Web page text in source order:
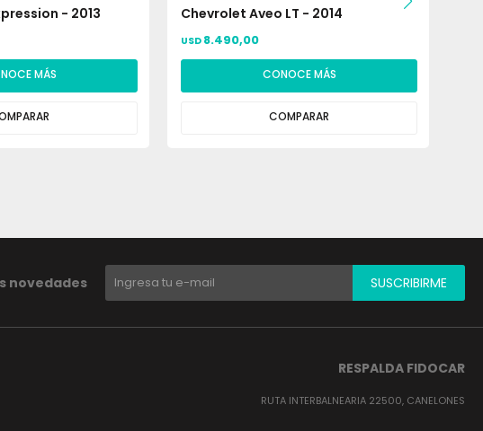
- 2013
MÁS
Chevrolet Aveo LT - 2014
USD 8.490,00
CONOCE MÁS
COMPARAR
RESPALDA FIDOCAR
RUTA INTERBALNEARIA 22500, CANELONES
novedades SUSCRIBIRME